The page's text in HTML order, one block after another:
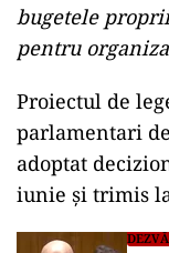
bugetele
pentru
Proiectul de
parlamentari de
adoptat
iunie şi trimis